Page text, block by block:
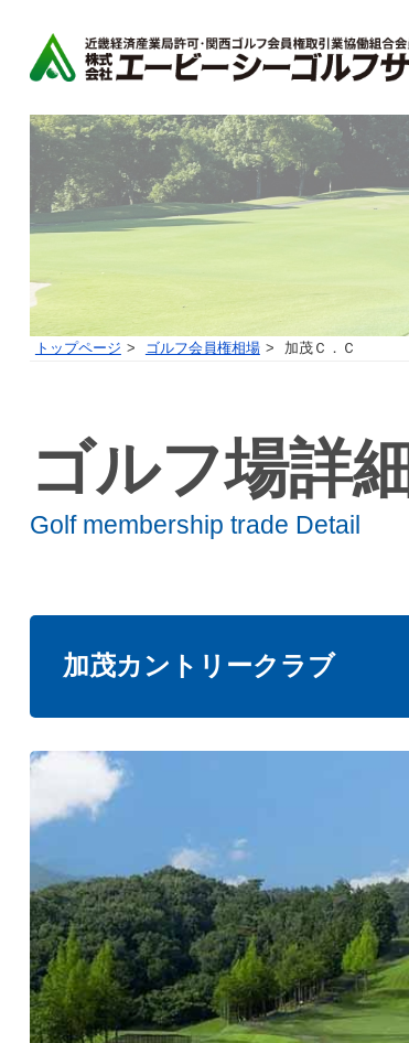
トップページ ゴルフ会員権相場 加茂Ｃ．Ｃ
ゴルフ場詳細
Golf membership trade Detail
加茂カントリークラブ